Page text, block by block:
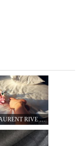
SAINT LAURENT RIVE DROITE圣罗兰北京右岸精品店